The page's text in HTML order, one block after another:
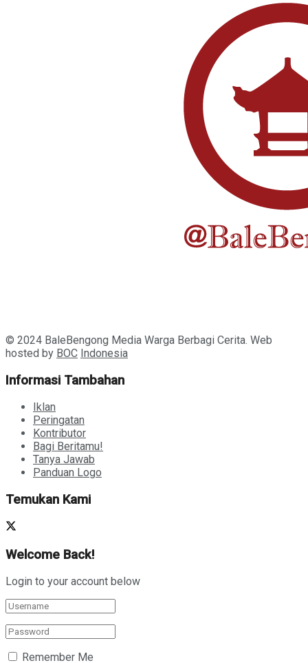
© 2024 BaleBengong Media Warga Berbagi Cerita. Web
hosted by BOC Indonesia
Informasi Tambahan
Iklan
Peringatan
Kontributor
Bagi Beritamu!
Tanya Jawab
Panduan Logo
Temukan Kami
Welcome Back!
Login to your account below
Remember Me